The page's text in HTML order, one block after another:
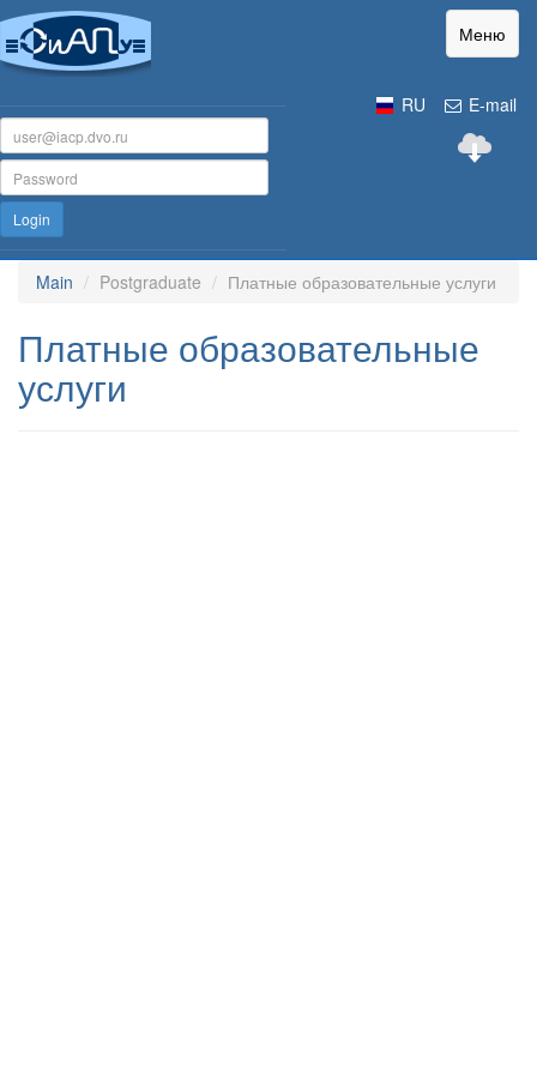
Меню
E-mail
RU
Login
Main Postgraduate Платные образовательные услуги
Платные образовательные
услуги